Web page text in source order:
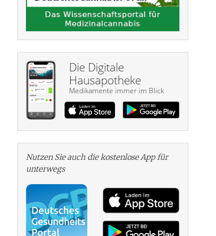
Die Digitale
Hausapotheke
Medikamente immer im Blick
Nutzen Sie auch die kosten­lose App für
unterwegs